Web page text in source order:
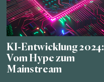
KI-Entwicklung 2024:
Vom Hype zum
Mainstream